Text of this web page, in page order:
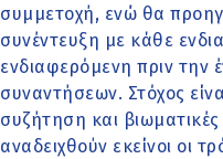
συμμετοχή, ενώ θα
συνέντευξη με κάθε
ενδιαφερόμενη πριν την
συναντήσεων. Στόχος
συζήτηση και
αναδειχθούν εκείνοι οι